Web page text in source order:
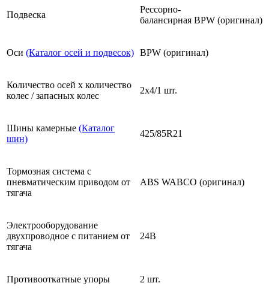
Подвеска
Рессорно-
балансирная BPW (оригинал)
Оси (Каталог осей и подвесок) BPW (оригинал)
Количество осей х количество
колес / запасных колес
2х4/1 шт.
Шины камерные (Каталог
шин)
425/85R21
Тормозная система с
пневматическим приводом от
тягача
ABS WABCO (оригинал)
Электрооборудование
двухпроводное с питанием от
тягача
24В
Противооткатные упоры 2 шт.